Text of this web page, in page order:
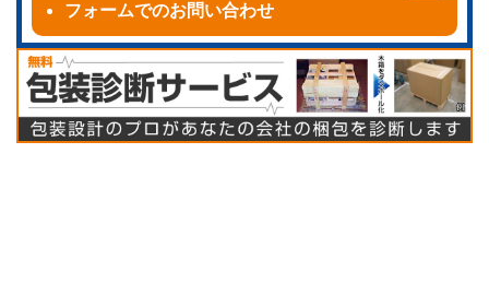
フォームでのお問い合わせ